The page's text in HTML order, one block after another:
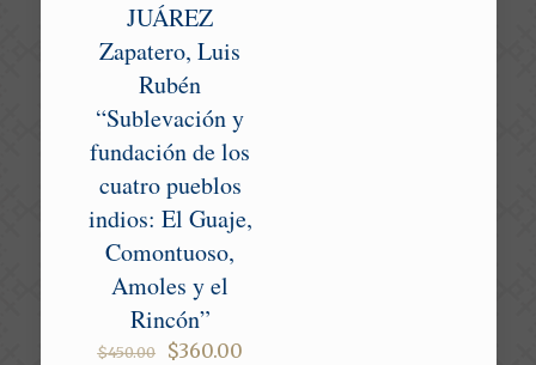
JUÁREZ
Zapatero, Luis
Rubén
“Sublevación y
fundación de los
cuatro pueblos
indios: El Guaje,
Comontuoso,
Amoles y el
Rincón”
$450.00
Original
$360.00